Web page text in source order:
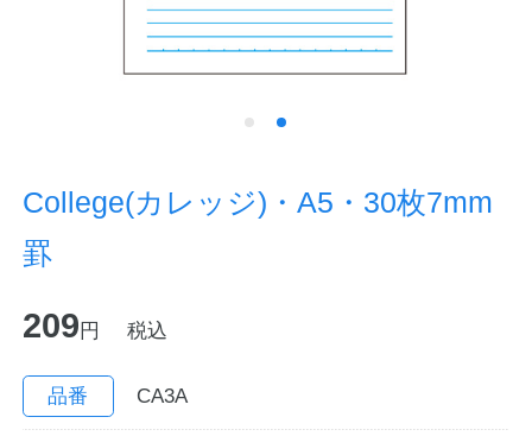
工場フォトツアー
企業情報
カタログ
English
College(カレッジ)・A5・30枚7mm
罫
209 円 税込
品番 CA3A